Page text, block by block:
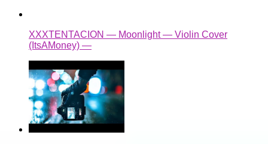
XXXTENTACION — Moonlight — Violin Cover
(ItsAMoney) —